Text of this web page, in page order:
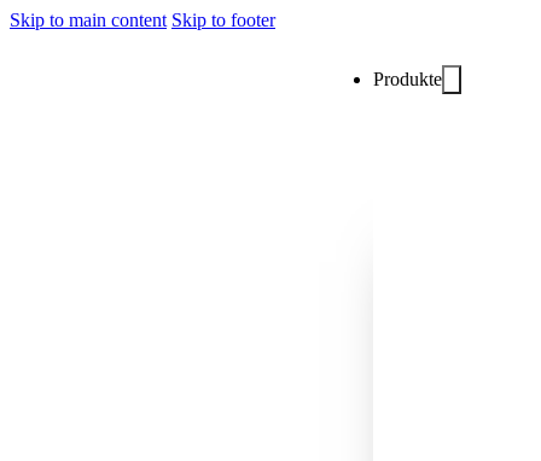
Skip to main content Skip to footer
Produkte